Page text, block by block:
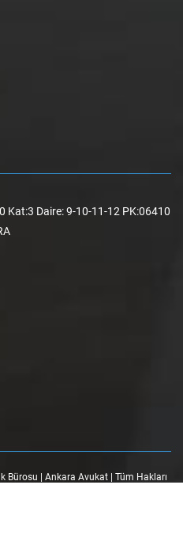
Kat:3 Daire: 9-10-11-12 PK:06410
| Ankara Avukat | Tüm Hakları